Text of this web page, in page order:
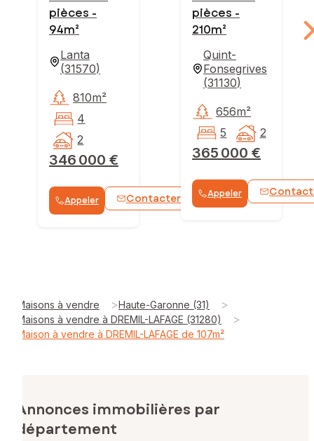
pièces -
94m²
Lanta
(31570)
346 000 €
810m²
4
2
Appeler Contacter WhatsApp
pièces -
210m²
Quint-
Fonsegrives
(31130)
365 000 €
656m²
5
2
Appeler
Maisons à vendre >Haute-Garonne (31) >
Maisons à vendre à DREMIL-LAFAGE (31280) >
Maison à vendre à DREMIL-LAFAGE de 107m²
Annonces immobilières par
département